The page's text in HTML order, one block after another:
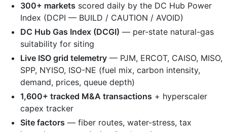
300+ markets scored daily by the DC Hub Power
Index (DCPI — BUILD / CAUTION / AVOID)
DC Hub Gas Index (DCGI) — per-state natural-gas
suitability for siting
Live ISO grid telemetry — PJM, ERCOT, CAISO, MISO,
SPP, NYISO, ISO-NE (fuel mix, carbon intensity,
demand, prices, queue depth)
1,600+ tracked M&A transactions + hyperscaler
capex tracker
Site factors — fiber routes, water-stress, tax